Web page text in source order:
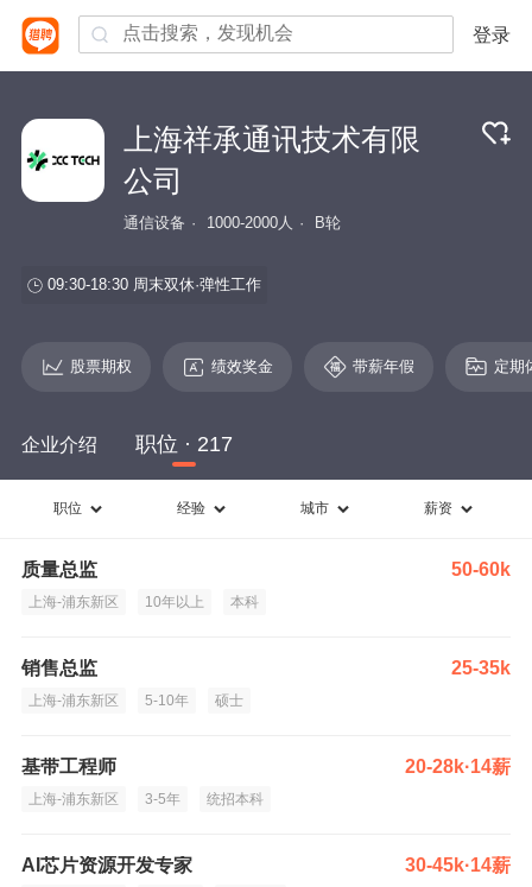
登录
上海祥承通讯技术有限
公司
通信设备 1000-2000人 B轮
09:30-18:30 周末双休 弹性工作
股票期权 绩效奖金 带薪年假 定期
企业介绍 职位 · 217
职位 经验 城市 薪资
质量总监 50-60k
上海-浦东新区 10年以上 本科
销售总监 25-35k
上海-浦东新区 5-10年 硕士
基带工程师 20-28k·14薪
上海-浦东新区 3-5年 统招本科
AI芯片资源开发专家 30-45k·14薪